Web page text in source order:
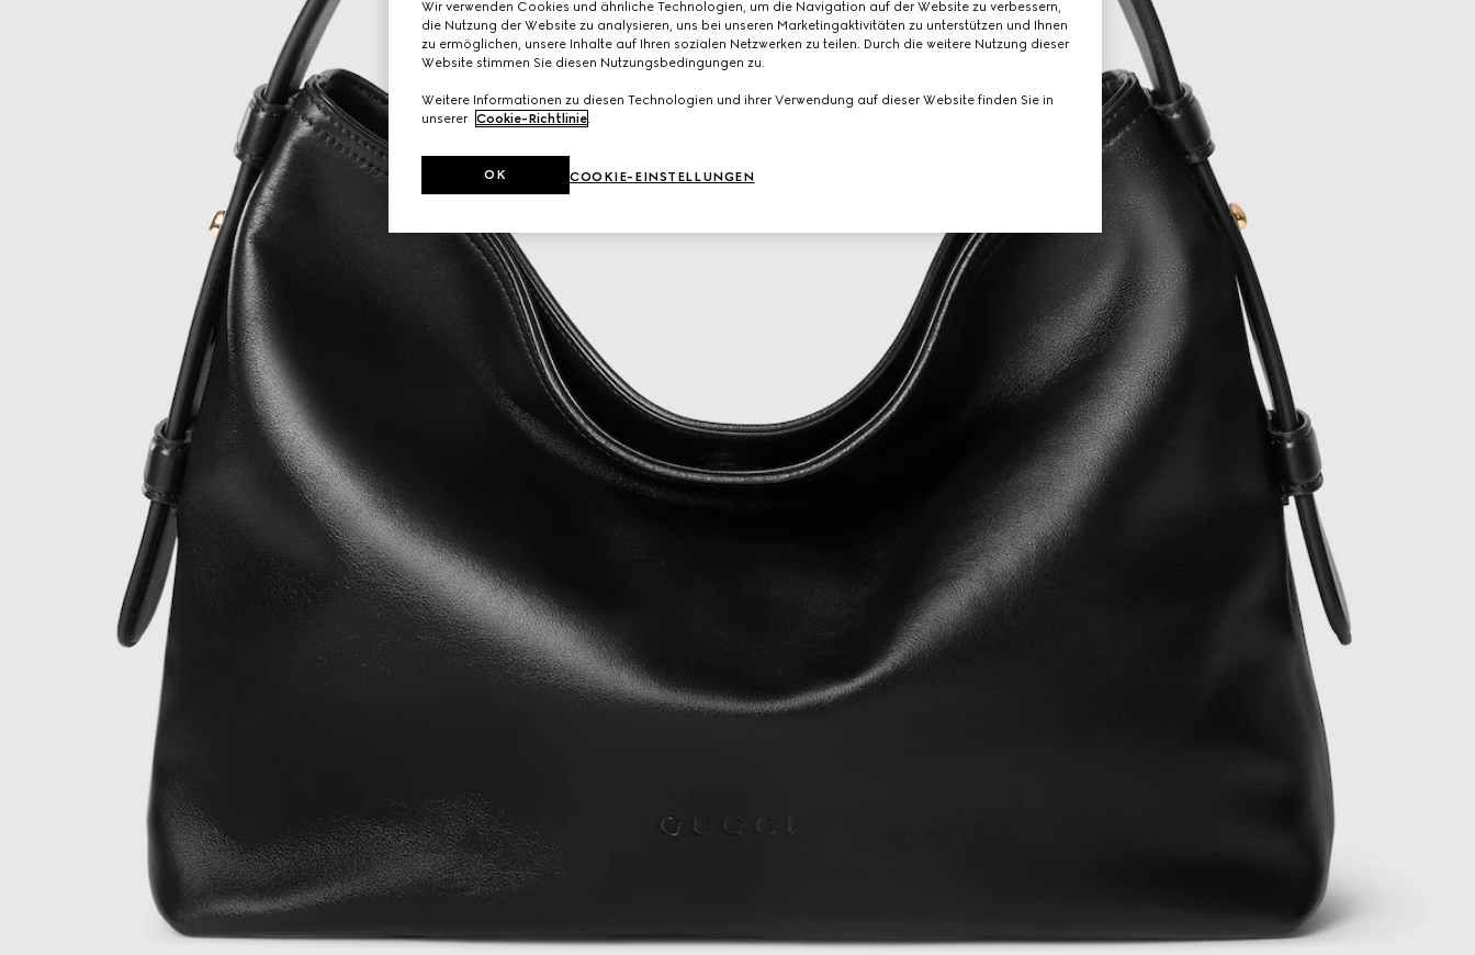
Wir verwenden Cookies und ähnliche Technologien, um die Navigation auf der Website zu verbessern,
die Nutzung der Website zu analysieren, uns bei unseren Marketingaktivitäten zu unterstützen und Ihnen
zu ermöglichen, unsere Inhalte auf Ihren sozialen Netzwerken zu teilen. Durch die weitere Nutzung dieser
Website stimmen Sie diesen Nutzungsbedingungen zu.
Weitere Informationen zu diesen Technologien und ihrer Verwendung auf dieser Website finden Sie in
unserer Cookie-Richtlinie
COOKIE-EINSTELLUNGEN
OK